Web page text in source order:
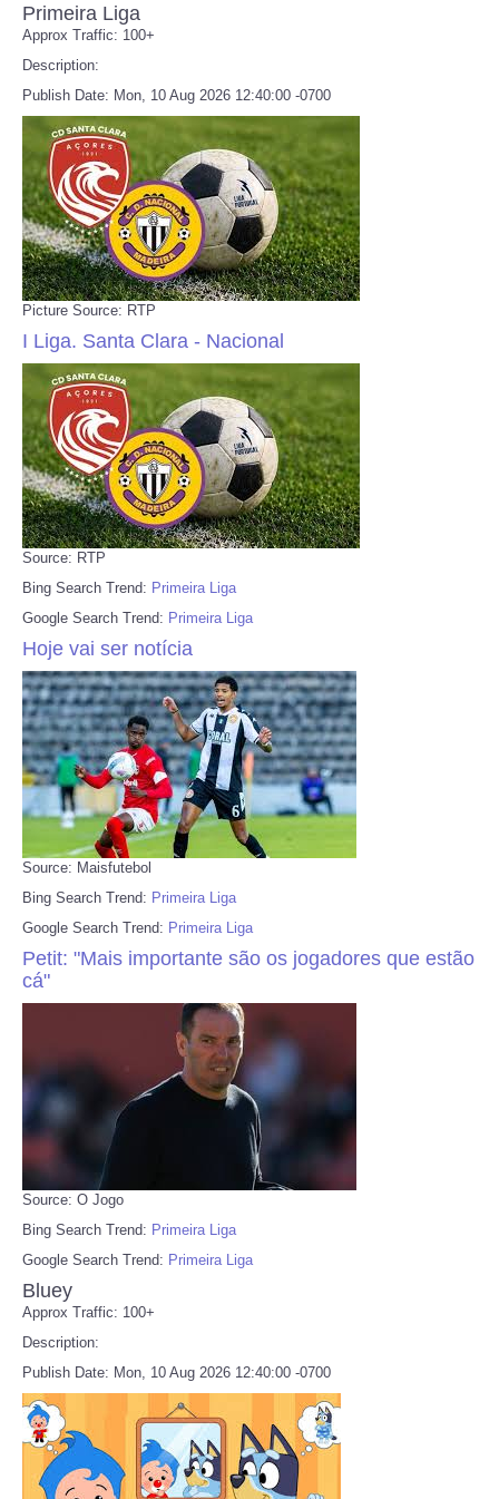
Primeira Liga
Approx Traffic: 100+
Description:
Publish Date: Mon, 10 Aug 2026 12:40:00 -0700
Picture Source: RTP
I Liga. Santa Clara - Nacional
Source: RTP
Bing Search Trend: Primeira Liga
Google Search Trend: Primeira Liga
Hoje vai ser notícia
Source: Maisfutebol
Bing Search Trend: Primeira Liga
Google Search Trend: Primeira Liga
Petit: "Mais importante são os jogadores que estão
cá"
Source: O Jogo
Bing Search Trend: Primeira Liga
Google Search Trend: Primeira Liga
Bluey
Approx Traffic: 100+
Description:
Publish Date: Mon, 10 Aug 2026 12:40:00 -0700